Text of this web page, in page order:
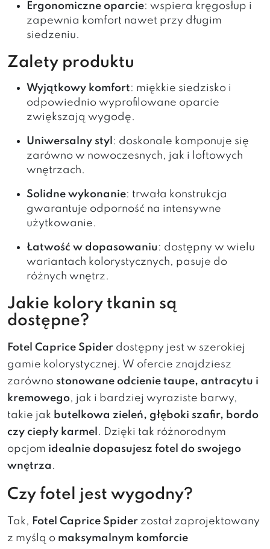
Ergonomiczne oparcie: wspiera kręgosłup i
zapewnia komfort nawet przy długim
siedzeniu.
Zalety produktu
Wyjątkowy komfort: miękkie siedzisko i
odpowiednio wyprofilowane oparcie
zwiększają wygodę.
Uniwersalny styl : doskonale komponuje się
zarówno w nowoczesnych, jak i loftowych
wnętrzach.
Solidne wykonanie: trwała konstrukcja
gwarantuje odporność na intensywne
użytkowanie.
Łatwość w dopasowaniu: dostępny w wielu
wariantach kolorystycznych, pasuje do
różnych wnętrz.
Jakie kolory tkanin są
dostępne?
Fotel Caprice Spider dostępny jest w szerokiej
gamie kolorystycznej. W ofercie znajdziesz
zarówno stonowane odcienie taupe, antracytu i
kremowego, jak i bardziej wyraziste barwy,
takie jak butelkowa zieleń, głęboki szafir, bordo
czy ciepły karmel . Dzięki tak różnorodnym
opcjom idealnie dopasujesz fotel do swojego
wnętrza .
Czy fotel jest wygodny?
Tak, Fotel Caprice Spider został zaprojektowany
z myślą o maksymalnym komforcie